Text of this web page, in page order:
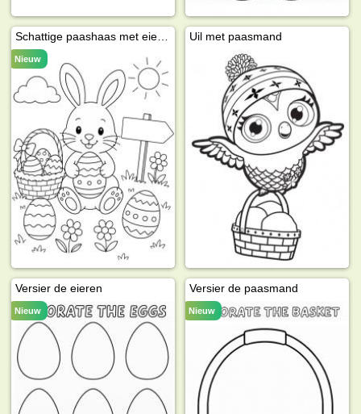
Schattige paashaas met eieren en bloemen
Nieuw
Uil met paasmand
Versier de eieren
Nieuw
Versier de paasmand
Nieuw